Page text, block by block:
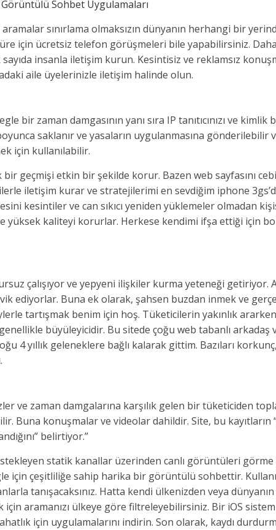
Sohbet Uygulamaları
sınırlama olmaksızın dünyanın herhangi bir
süre için ücretsiz telefon görüşmeleri bile yapabilirsiniz.
insanla iletişim kurun. Kesintisiz ve reklamsız
aile üyelerinizle iletişim halinde olun.
bir zaman damgasının yanı sıra IP tanıtıcınızı ve kimlik
saklanır ve yasaların uygulanmasına gönderilebilir
için kullanılabilir.
geçmişi etkin bir şekilde korur. Bazen web sayfasını
iletişim kurar ve stratejilerimi en sevdiğim iphone
kesintiler ve can sıkıcı yeniden yüklemeler olmadan
ve yüksek kaliteyi korurlar. Herkese kendimi ifşa ettiği için
çalışıyor ve yepyeni ilişkiler kurma yeteneği getiriyor.
ediyorlar. Buna ek olarak, şahsen buzdan inmek ve
tartışmak benim için hoş. Tüketicilerin yakınlık
büyüleyicidir. Bu sitede çoğu web tabanlı arkadaş
4 yıllık geleneklere bağlı kalarak gittim. Bazıları
ve zaman damgalarına karşılık gelen bir tüketiciden
Buna konuşmalar ve videolar dahildir. Site, bu kayıtların
belirtiyor.”
statik kanallar üzerinden canlı görüntüleri görme
için çeşitliliğe sahip harika bir görüntülü sohbettir.
tanışacaksınız. Hatta kendi ülkenizden veya
için aramanızı ülkeye göre filtreleyebilirsiniz. Bir iOS
için uygulamalarını indirin. Son olarak, kaydı